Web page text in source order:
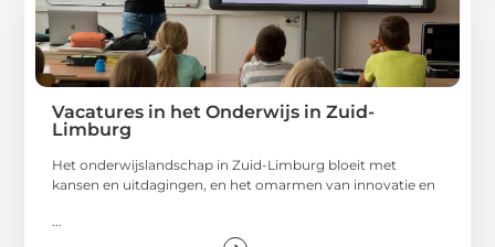
Vacatures in het Onderwijs in Zuid-
Limburg
Het onderwijslandschap in Zuid-Limburg bloeit met
kansen en uitdagingen, en het omarmen van innovatie en